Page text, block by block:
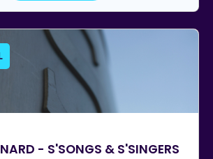
- S'SONGS & S'SINGERS